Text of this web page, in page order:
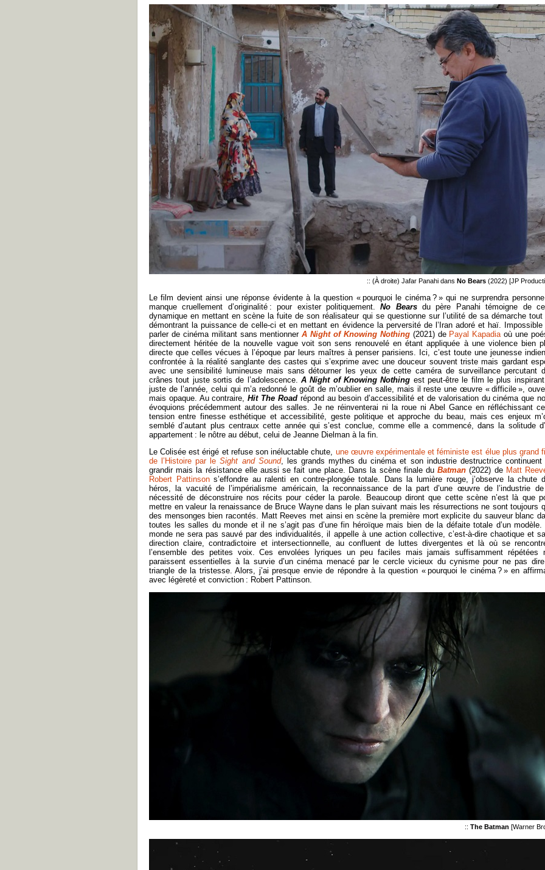
:: (À droite) Jafar Panahi dans No Bears (2022) [JP
Le film devient ainsi une réponse évidente à la question « pourquoi le cinéma ? » qui ne surprendra
manque cruellement d’originalité : pour exister politiquement.No Bearsdu père Panahi témoigne de
dynamique en mettant en scène la fuite de son réalisateur qui se questionne sur l’utilité de sa démarche tout
démontrant la puissance de celle-ci et en mettant en évidence la perversité de l’Iran adoré et haï. Impossible
parler de cinéma militant sans mentionnerA Night of Knowing Nothing(2021) de Payal Kapadiaoù une
directement héritée de la nouvelle vague voit son sens renouvelé en étant appliquée à une violence bien
directe que celles vécues à l’époque par leurs maîtres à penser parisiens. Ici, c’est toute une jeunesse
confrontée à la réalité sanglante des castes qui s’exprime avec une douceur souvent triste mais gardant
avec une sensibilité lumineuse mais sans détourner les yeux de cette caméra de surveillance percutant
crânes tout juste sortis de l’adolescence. A Night of Knowing Nothing est peut-être le film le plus
juste de l’année, celui qui m’a redonné le goût de m’oublier en salle, mais il reste une œuvre « difficile »,
mais opaque. Au contraire,Hit The Road répond au besoin d’accessibilité et de valorisation du cinéma que
évoquions précédemment autour des salles. Je ne réinventerai ni la roue ni Abel Gance en réfléchissant
tension entre finesse esthétique et accessibilité, geste politique et approche du beau, mais ces enjeux
semblé d’autant plus centraux cette année qui s’est conclue, comme elle a commencé, dans la solitude
appartement : le nôtre au début, celui de Jeanne Dielman à la fin.
Le Colisée est érigé et refuse son inéluctable chute, une œuvre expérimentale et féministe est élue plus grand
de l’Histoire par leSight and Sound, les grands mythes du cinéma et son industrie destructrice continuent
grandir mais la résistance elle aussi se fait une place. Dans la scène finale duBatman (2022) de Matt
Robert Pattinsons’effondre au ralenti en contre-plongée totale. Dans la lumière rouge, j’observe la chute
héros, la vacuité de l’impérialisme américain, la reconnaissance de la part d’une œuvre de l’industrie
nécessité de déconstruire nos récits pour céder la parole. Beaucoup diront que cette scène n’est là que
mettre en valeur la renaissance de Bruce Wayne dans le plan suivant mais les résurrections ne sont toujours
des mensonges bien racontés. Matt Reeves met ainsi en scène la première mort explicite du sauveur blanc
toutes les salles du monde et il ne s’agit pas d’une fin héroïque mais bien de la défaite totale d’un modèle.
monde ne sera pas sauvé par des individualités, il appelle à une action collective, c’est-à-dire chaotique et
direction claire, contradictoire et intersectionnelle, au confluent de luttes divergentes et là où se
l’ensemble des petites voix. Ces envolées lyriques un peu faciles mais jamais suffisamment répétées
paraissent essentielles à la survie d’un cinéma menacé par le cercle vicieux du cynisme pour ne pas
triangle de la tristesse. Alors, j’ai presque envie de répondre à la question « pourquoi le cinéma ? » en
avec légèreté et conviction : Robert Pattinson.
:: The Batman [Warner